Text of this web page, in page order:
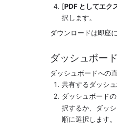
[PDF としてエク
択します。
ダウンロードは即座
ダッシュボー
ダッシュボードへの
共有するダッシュ
ダッシュボード
択するか、ダッ
順に選択します。